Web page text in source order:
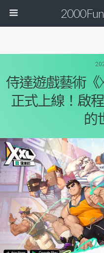
侍達遊戲藝術《
正式上線！啟
的